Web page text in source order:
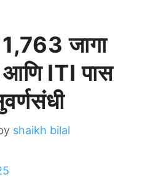
जागा
आणि ITI पास
shaikh bilal